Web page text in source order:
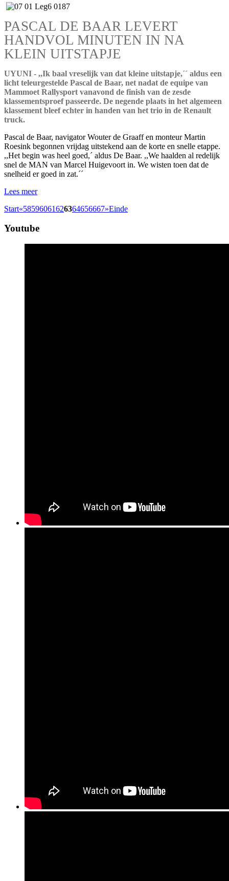
PASCAL DE BAAR LEVERT
HANDVOL MINUTEN IN NA
KLEIN UITSTAPJE
UYUNI - ,,Ik baal vreselijk van dat kleine uitstapje,´´ aldus een
licht teleurgestelde Pascal de Baar, net nadat de equipe van
Mammoet Rallysport vanavond de finish van de zesde
klassementsproef passeerde. De negende plaats in het algemeen
klassement bleef echter in handen van het trio in de Renault
truck.
Pascal de Baar, navigator Wouter de Graaff en monteur Martin
Roesink begonnen vrijdag uitstekend aan de korte en snelle etappe.
,,Het begin was heel goed,´ aldus De Baar. ,,We haalden al redelijk
snel de MAN van Marcel Huigevoort in. We wisten toen dat de
snelheid er goed in zat.´´
Lees meer
Start«58596061626364656667»Einde
Youtube